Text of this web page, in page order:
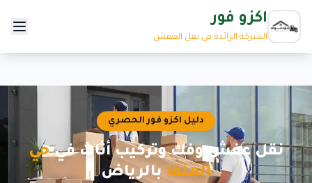
اكزو فور
الشركة الرائدة في نقل العفش
دليل اكزو فور الحصري
نقل عفش وفك وتركيب أثاث فيحي
الملقا بالرياض